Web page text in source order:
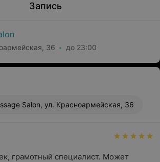
Запись
36 до 23:00
Salon, ул. Красноармейская, 36
грамотный специалист. Может